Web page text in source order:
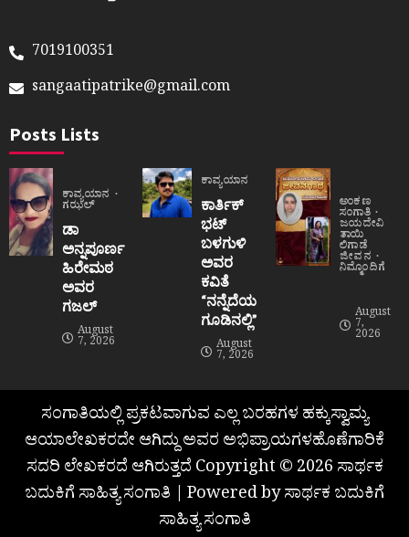
7019100351
sangaatipatrike@gmail.com
Posts Lists
ಕಾವ್ಯಯಾನ
ಗಝಲ್
ಡಾ
ಅನ್ನಪೂರ್ಣ
ಹಿರೇಮಠ
ಅವರ
ಗಜಲ್
August
7, 2026
ಕಾವ್ಯಯಾನ
ಕಾರ್ತಿಕ್
ಭಟ್
ಬಳಗುಳಿ
ಅವರ
ಕವಿತೆ
“ನನ್ನೆದೆಯ
ಗೂಡಿನಲ್ಲಿ”
August
7, 2026
ಅಂಕಣ
ಸಂಗಾತಿ
ಜಯದೇವಿ
ತಾಯಿ
ಲಿಗಾಡೆ
ಜೀವನ
ನಿಮ್ಮೊಂದಿಗೆ
August
7,
2026
ಸಂಗಾತಿಯಲ್ಲಿ ಪ್ರಕಟವಾಗುವ ಎಲ್ಲ ಬರಹಗಳ ಹಕ್ಕುಸ್ವಾಮ್ಯ
ಆಯಾಲೇಖಕರದೇ ಆಗಿದ್ದು ಅವರ ಅಭಿಪ್ರಾಯಗಳಹೊಣೆಗಾರಿಕೆ
ಸದರಿ ಲೇಖಕರದೆ ಆಗಿರುತ್ತದೆ Copyright © 2026 ಸಾರ್ಥಕ
ಬದುಕಿಗೆ ಸಾಹಿತ್ಯ ಸಂಗಾತಿ | Powered by ಸಾರ್ಥಕ ಬದುಕಿಗೆ
ಸಾಹಿತ್ಯ ಸಂಗಾತಿ